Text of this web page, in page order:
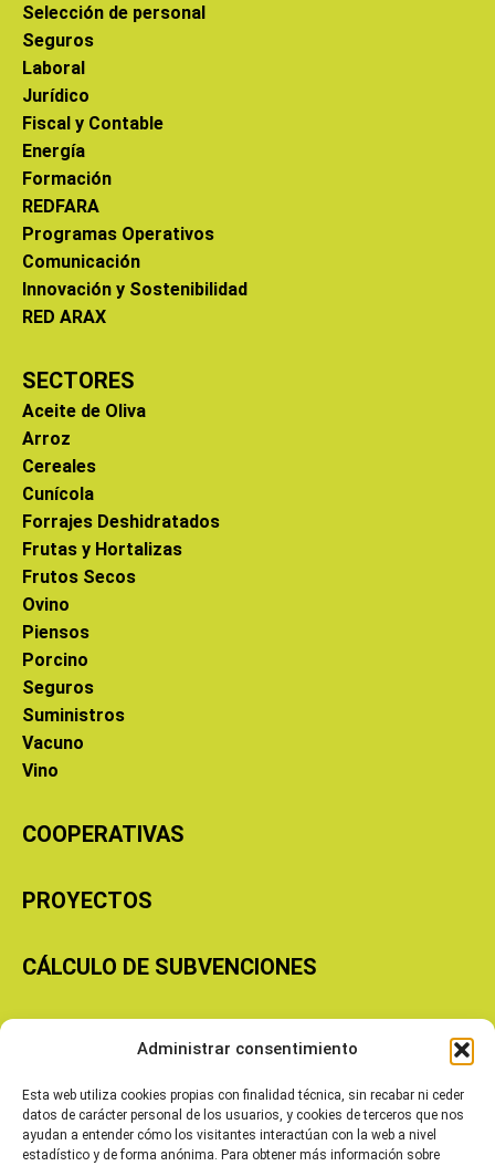
Administrar consentimiento
Esta web utiliza cookies propias con finalidad técnica, sin recabar ni ceder
datos de carácter personal de los usuarios, y cookies de terceros que nos
ayudan a entender cómo los visitantes interactúan con la web a nivel
estadístico y de forma anónima. Para obtener más información sobre
Selección de personal
Seguros
Laboral
Jurídico
Fiscal y Contable
Energía
Formación
REDFARA
Programas Operativos
Comunicación
Innovación y Sostenibilidad
RED ARAX
SECTORES
Aceite de Oliva
Arroz
Cereales
Cunícola
Forrajes Deshidratados
Frutas y Hortalizas
Frutos Secos
Ovino
Piensos
Porcino
Seguros
Suministros
Vacuno
Vino
COOPERATIVAS
PROYECTOS
CÁLCULO DE SUBVENCIONES